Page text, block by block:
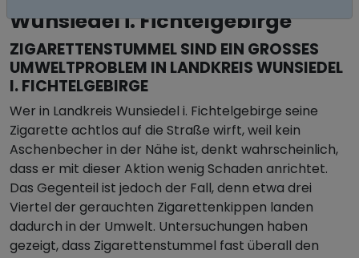
Wunsiedel i. Fichtelgebirge
ZIGARETTENSTUMMEL SIND EIN GROSSES U
MWELTPROBLEM IN LANDKREIS WUNSIEDEL I
. FICHTELGEBIRGE
Wer in Landkreis Wunsiedel i. Fichtelgebirge seine
Zigarette achtlos auf die Straße wirft, weil kein
Aschenbecher in der Nähe ist, denkt wahrscheinlich,
dass er mit dieser Aktion wenig Schaden anrichtet.
Das Gegenteil ist jedoch der Fall, denn etwa drei
Viertel der gerauchten Zigarettenkippen landen
dadurch in der Umwelt. Untersuchungen haben
gezeigt, dass Zigarettenstummel fast überall den